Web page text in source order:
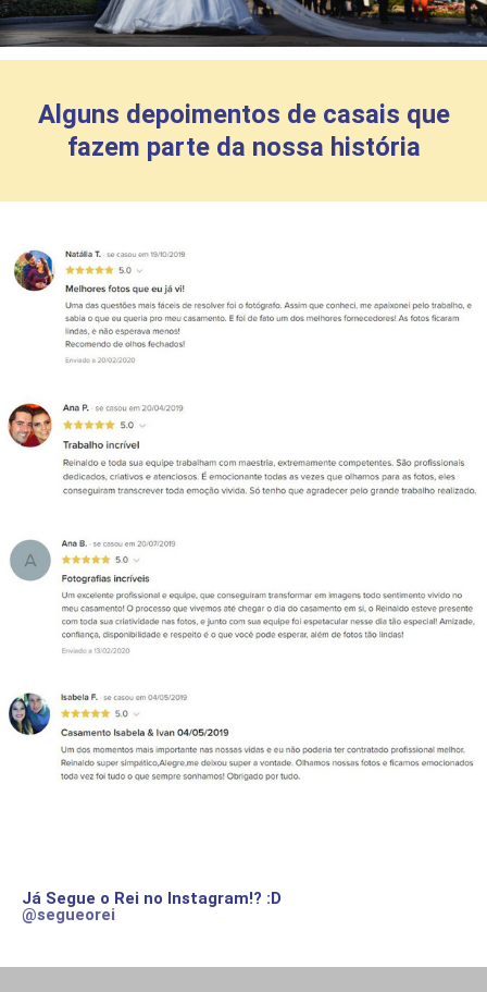
Alguns depoimentos de casais que
fazem parte da nossa história
Já Segue o Rei no Instagram!? :D
@segueorei